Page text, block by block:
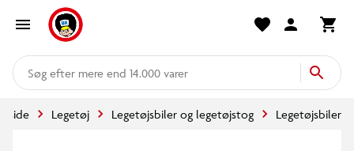
mere end 14.000 varer
Legetøj Legetøjsbiler og legetøjstog Legetøjsbiler